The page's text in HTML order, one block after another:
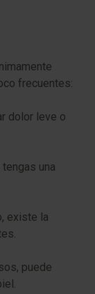
frecuentes:
dolor leve o
una
existe la
puede